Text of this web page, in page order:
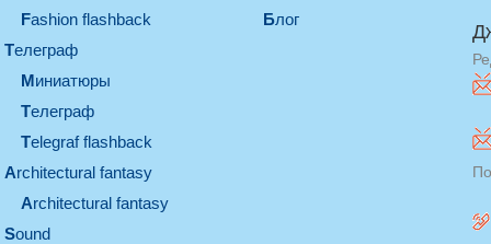
Fashion flashback
телеграф
миниатюры
телеграф
Telegraf flashback
architectural fantasy
architectural fantasy
sound
Блог